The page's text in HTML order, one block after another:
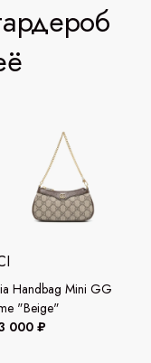
Handbag Mini GG
"Beige"
000 ₽